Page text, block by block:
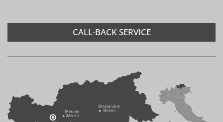
CALL-BACK SERVICE